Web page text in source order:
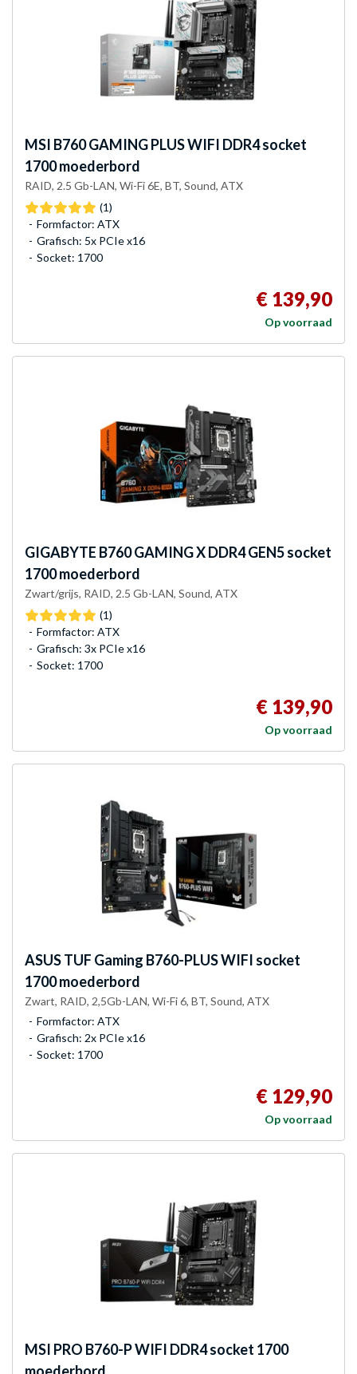
MSI B760 GAMING PLUS WIFI DDR4 socket
1700 moederbord
RAID, 2.5 Gb-LAN, Wi-Fi 6E, BT, Sound, ATX
(1)
Formfactor: ATX
Grafisch: 5x PCIe x16
Socket: 1700
€ 139,90
Op voorraad
GIGABYTE B760 GAMING X DDR4 GEN5 socket
1700 moederbord
Zwart/grijs, RAID, 2.5 Gb-LAN, Sound, ATX
(1)
Formfactor: ATX
Grafisch: 3x PCIe x16
Socket: 1700
€ 139,90
Op voorraad
ASUSTUF Gaming B760-PLUS WIFI socket
1700 moederbord
Zwart, RAID, 2,5Gb-LAN, Wi-Fi 6, BT, Sound, ATX
Formfactor: ATX
Grafisch: 2x PCIe x16
Socket: 1700
€ 129,90
Op voorraad
MSI PRO B760-P WIFI DDR4 socket 1700